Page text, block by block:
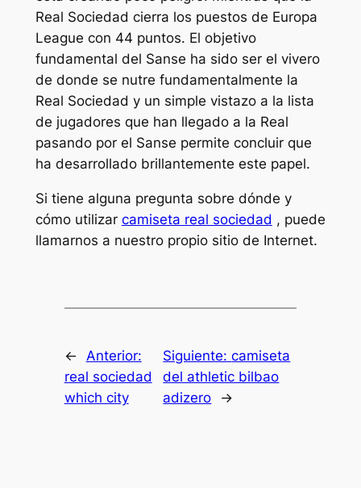
Real Sociedad cierra los puestos de Europa
League con 44 puntos. El objetivo
fundamental del Sanse ha sido ser el vivero
de donde se nutre fundamentalmente la
Real Sociedad y un simple vistazo a la lista
de jugadores que han llegado a la Real
pasando por el Sanse permite concluir que
ha desarrollado brillantemente este papel.
Si tiene alguna pregunta sobre dónde y
cómo utilizar camiseta real sociedad , puede
llamarnos a nuestro propio sitio de Internet.
←
Anterior:
real sociedad
which city
Siguiente:camiseta
del athletic bilbao
adizero
→